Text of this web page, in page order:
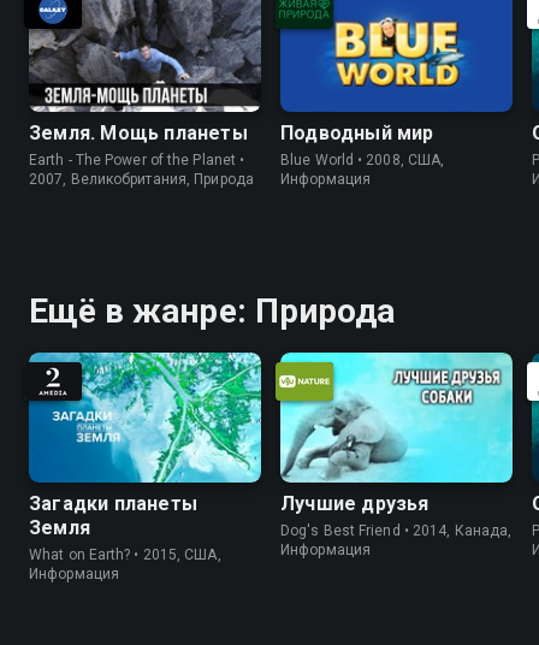
Земля. Мощь планеты
Earth - The Power of the Planet •
2007, Великобритания, Природа
Подводный мир
Blue World • 2008, США,
Информация
Ещё в жанре: Природа
Загадки планеты
Земля
What on Earth? • 2015, США,
Информация
Лучшие друзья
Dog's Best Friend • 2014, Канада,
Информация